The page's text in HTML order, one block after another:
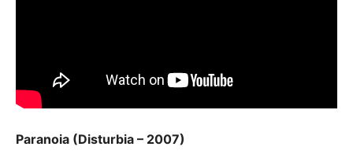
Paranoia (Disturbia – 2007)